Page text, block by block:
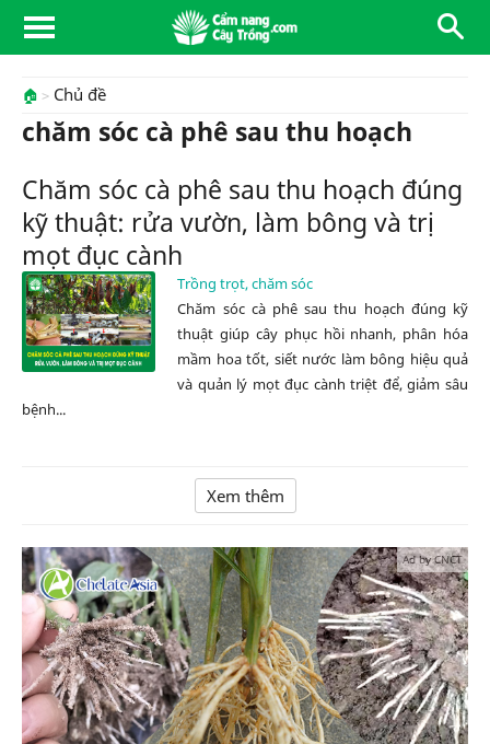
🏠 Chủ đề
chăm sóc cà phê sau thu hoạch
Chăm sóc cà phê sau thu hoạch đúng
kỹ thuật: rửa vườn, làm bông và trị
mọt đục cành
Trồng trọt, chăm sóc
Chăm sóc cà phê sau thu hoạch đúng kỹ
thuật giúp cây phục hồi nhanh, phân hóa
mầm hoa tốt, siết nước làm bông hiệu quả
và quản lý mọt đục cành triệt để, giảm sâu
bệnh...
Xem thêm
Ad by CNCT